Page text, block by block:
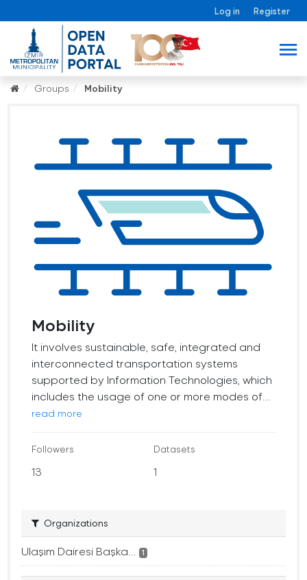
Log in Register
Groups Mobility
Mobility
It involves sustainable, safe, integrated and
interconnected transportation systems
supported by Information Technologies, which
includes the usage of one or more modes of...
read more
Followers
13
Datasets
1
Organizations
Ulaşım Dairesi Başka... 1